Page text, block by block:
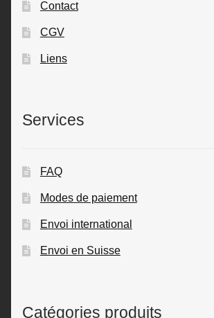
Contact
CGV
Liens
Services
FAQ
Modes de paiement
Envoi international
Envoi en Suisse
Catégories produits